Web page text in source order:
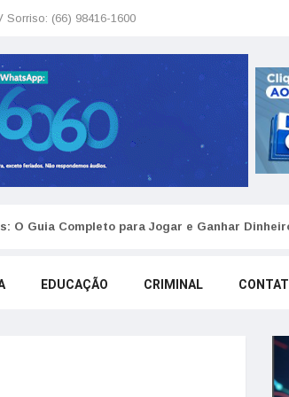
(66) 98416-1600
O Guia Completo para Jogar e Ganhar
EDUCAÇÃO CRIMINAL